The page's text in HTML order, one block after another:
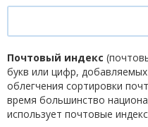
Почтовый индекс
букв или цифр,
облегчения сортировки
время большинство
использует почтовые